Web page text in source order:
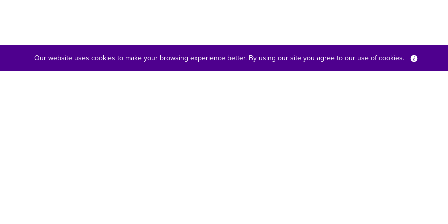
Our website uses cookies to make your browsing experience better. By using our site you agree to our use of cookies.